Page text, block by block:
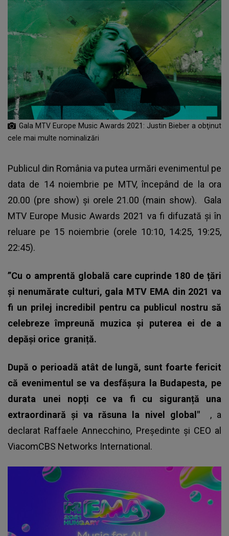
Gala MTV Europe Music Awards 2021: Justin Bieber a obţinut
cele mai multe nominalizări
Publicul din România va putea urmări evenimentul pe
data de 14 noiembrie pe MTV, începând de la ora
20.00 (pre show) şi orele 21.00 (main show). Gala
MTV Europe Music Awards 2021 va fi difuzată şi în
reluare pe 15 noiembrie (orele 10:10, 14:25, 19:25,
22:45).
”Cu o amprentă globală care cuprinde 180 de țări
și nenumărate culturi, gala MTV EMA din 2021 va
fi un prilej incredibil pentru ca publicul nostru să
celebreze împreună muzica și puterea ei de a
depăși orice graniță.
După o perioadă atât de lungă, sunt foarte fericit
că evenimentul se va desfășura la Budapesta, pe
durata unei nopți ce va fi cu siguranță una
extraordinară și va răsuna la nivel global" , a
declarat Raffaele Annecchino, Președinte și CEO al
ViacomCBS Networks International.